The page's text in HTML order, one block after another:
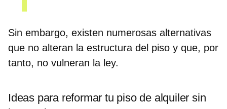
Sin embargo, existen numerosas alternativas
que no alteran la estructura del piso y que, por
tanto, no vulneran la ley.
Ideas para reformar tu piso de alquiler sin